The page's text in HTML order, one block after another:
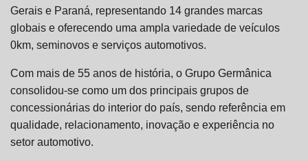
Gerais e Paraná, representando 14 grandes marcas
globais e oferecendo uma ampla variedade de veículos
0km, seminovos e serviços automotivos.
Com mais de 55 anos de história, o Grupo Germânica
consolidou-se como um dos principais grupos de
concessionárias do interior do país, sendo referência em
qualidade, relacionamento, inovação e experiência no
setor automotivo.